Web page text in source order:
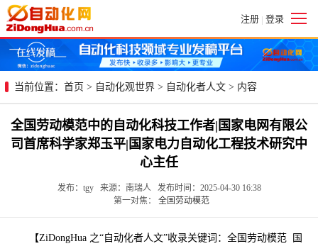
注册 | 登录
当前位置： 首页 > 自动化观世界 > 自动化者人文 > 内容
全国劳动模范中的自动化科技工作者|国家电网有限公
司首席科学家郑玉平|国家电力自动化工程技术研究中
心主任
发布：tgy 来源：南瑞人 发布时间：2025-04-30 16:38
第一对焦： 全国劳动模范
【ZiDongHua 之“自动化者人文”收录关键词：全国劳动模范 国